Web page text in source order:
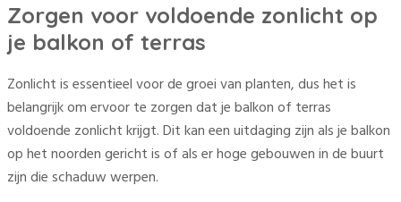
Zorgen voor voldoende zonlicht op
je balkon of terras
Zonlicht is essentieel voor de groei van planten, dus het is
belangrijk om ervoor te zorgen dat je balkon of terras
voldoende zonlicht krijgt. Dit kan een uitdaging zijn als je balkon
op het noorden gericht is of als er hoge gebouwen in de buurt
zijn die schaduw werpen.